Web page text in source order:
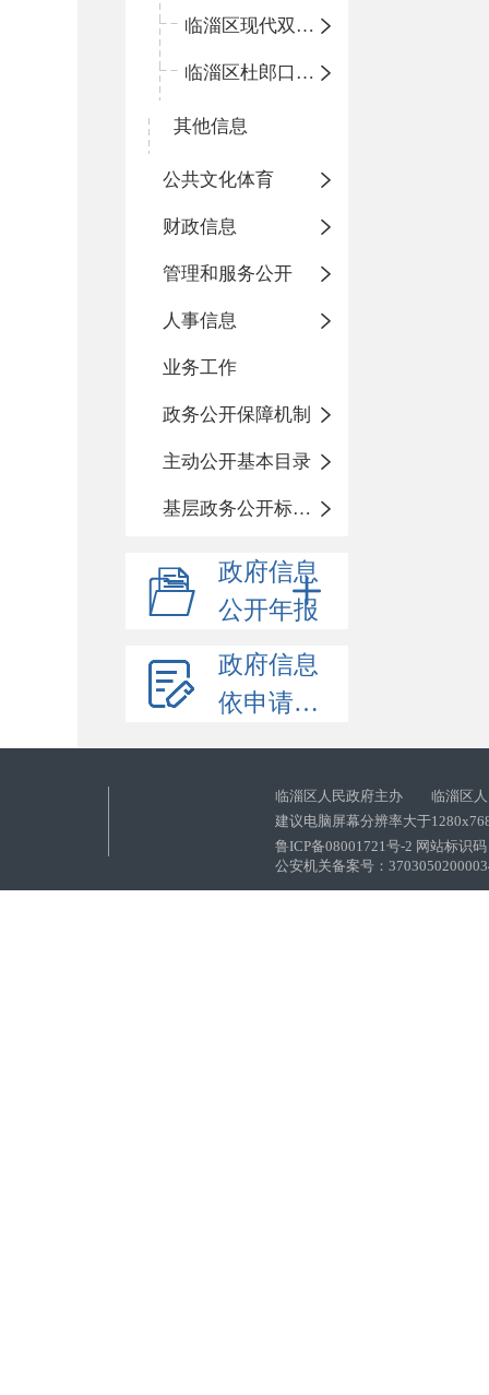
临淄区现代双语学校
临淄区杜郎口小学
其他信息
公共文化体育
财政信息
管理和服务公开
人事信息
业务工作
政务公开保障机制
主动公开基本目录
基层政务公开标准化目录
政府信息
公开年报
政府信息
依申请公开
临淄区人民政府主办 临淄区人
建议电脑屏幕分辨率大于
鲁ICP备08001721号-2 网站标识
公安机关备案号：